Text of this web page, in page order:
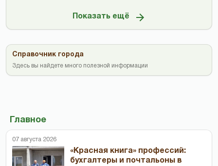
Показать ещё
Справочник города
Здесь вы найдете много полезной информации
Главное
07 августа 2026
«Красная книга» профессий:
бухгалтеры и почтальоны в